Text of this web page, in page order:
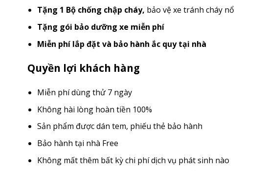
Tặng 1 Bộ chống chập cháy, bảo vệ xe tránh cháy nổ
Tặng gói bảo dưỡng xe miễn phí
Miễn phí lắp đặt và bảo hành ắc quy tại nhà
Quyền lợi khách hàng
Miễn phí dùng thử 7 ngày
Không hài lòng hoàn tiền 100%
Sản phẩm được dán tem, phiếu thẻ bảo hành
Bảo hành tại nhà Free
Không mất thêm bất kỳ chi phí dịch vụ phát sinh nào